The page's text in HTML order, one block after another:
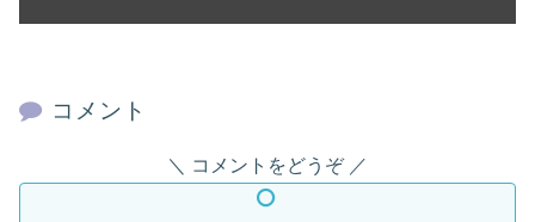
コメント
コメントをどうぞ